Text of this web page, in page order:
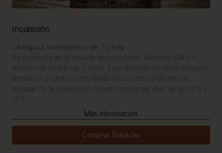
Inquisición
...Antiguos Instrumentos de Tortura
Se presenta en la sala de exposiciones «Alfonso XII» (C/
Alfonso XII nº 24) de Toledo. Está dividida en cinco bloques
temáticos y ofrece un brillante recorrido por el temido
tribunal de la Inquisición. Abierto todos los días de 10:00 h a
Más Información
Comprar Entradas